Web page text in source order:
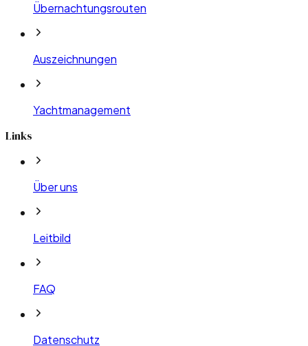
Übernachtungsrouten
Auszeichnungen
Yachtmanagement
Links
Über uns
Leitbild
FAQ
Datenschutz